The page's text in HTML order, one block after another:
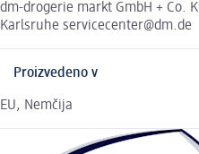
dm-drogerie markt GmbH + Co.
Karlsruhe servicecenter@dm.de
Proizvedeno v
EU, Nemčija